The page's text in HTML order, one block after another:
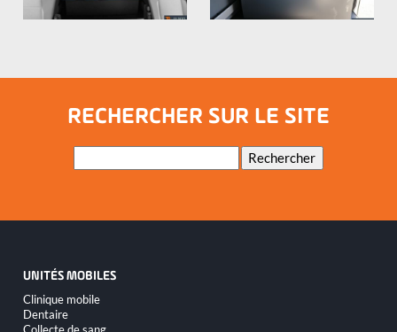
RECHERCHER SUR LE SITE
Mots-
Rechercher
UNITÉS MOBILES
Aller
au
contenu
Clinique mobile
Dentaire